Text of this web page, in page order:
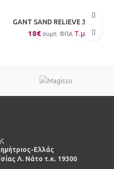
GANT SAND RELIEVE 30X90
18€ συμπ. ΦΠΑ Τ.μ.
Ελλάς
Λ. Νάτο τ.κ. 19300